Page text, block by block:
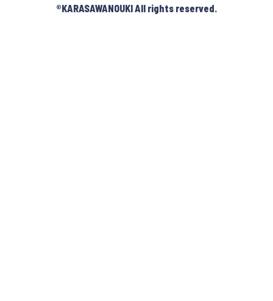
®︎KARASAWANOUKI All rights reserved.